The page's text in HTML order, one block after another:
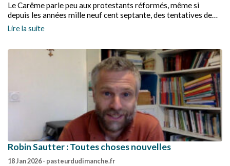
Le Carême parle peu aux protestants réformés, même si
depuis les années mille neuf cent septante, des tentatives de
réappropriation voient le jour dans certaines paroisses,
souvent à l’initiative des groupes œcuméniques… La création
répondre aux Conférences de Notre-Dame de Paris (1835).
Lire la suite
Robin Sautter : Toutes choses nouvelles
18 Jan 2026- pasteurdudimanche.fr